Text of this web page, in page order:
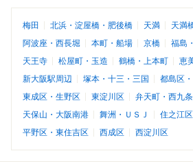
梅田 北浜・淀屋橋・肥後橋 天満
天満
阿波座・西長堀
本町・船場 京橋 福島
天王寺
松屋町・玉造 鶴橋・上本町
恵
新大阪駅周辺
塚本・十三・三国 都島区
東成区・生野区
東淀川区
弁天町・西九
天保山・大阪南港
舞洲・ＵＳＪ
住之江
平野区・東住吉区
西成区 西淀川区